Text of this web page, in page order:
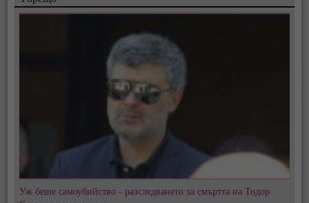
Уж беше самоубийство - разследването за смъртта на Тодор